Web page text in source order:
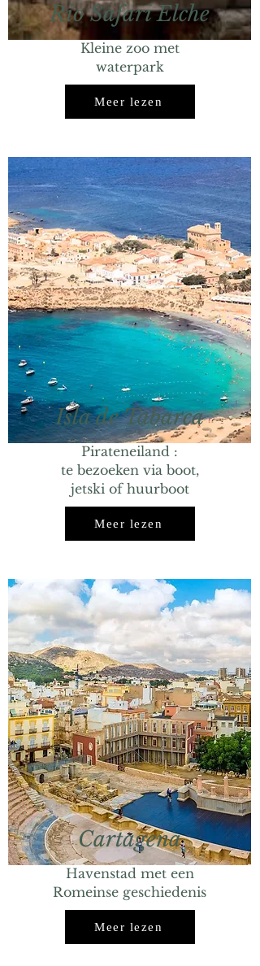
Rio Safari Elche
Kleine zoo met
waterpark
Meer lezen
Isla de Tabarca
Pirateneiland :
te bezoeken via boot,
jetski of huurboot
Meer lezen
Cartagena
Havenstad met een
Romeinse geschiedenis
Meer lezen